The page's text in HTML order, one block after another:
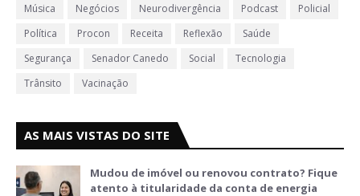
Música
Negócios Neurodivergência Podcast
Policial
Política
Procon Receita Reflexão
Saúde
Segurança
Senador Canedo Social
Tecnologia
Trânsito
Vacinação
AS MAIS VISTAS DO SITE
Mudou de imóvel ou renovou contrato? Fique
atento à titularidade da conta de energia